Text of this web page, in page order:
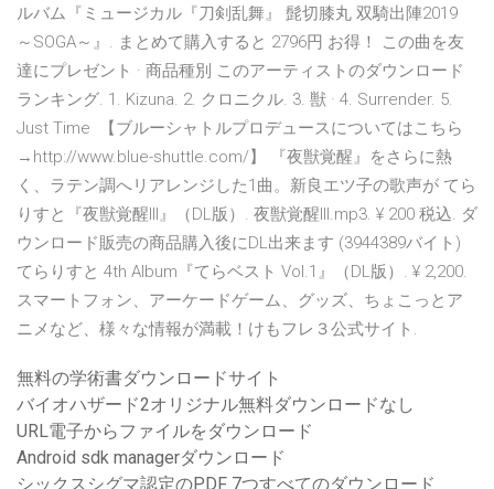
ルバム『ミュージカル『刀剣乱舞』 髭切膝丸 双騎出陣2019
～SOGA～』. まとめて購入すると 2796円 お得！ この曲を友
達にプレゼント · 商品種別 このアーティストのダウンロード
ランキング. 1. Kizuna. 2. クロニクル. 3. 獣 · 4. Surrender. 5.
Just Time 【ブルーシャトルプロデュースについてはこちら
→http://www.blue-shuttle.com/】 『夜獣覚醒』をさらに熱
く、ラテン調へリアレンジした1曲。新良エツ子の歌声が てら
りすと『夜獣覚醒III』（DL版）. 夜獣覚醒III.mp3. ¥ 200 税込. ダ
ウンロード販売の商品購入後にDL出来ます (3944389バイト)
てらりすと 4th Album『てらベスト Vol.1』（DL版）. ¥ 2,200.
スマートフォン、アーケードゲーム、グッズ、ちょこっとア
ニメなど、様々な情報が満載！けもフレ３公式サイト.
無料の学術書ダウンロードサイト
バイオハザード2オリジナル無料ダウンロードなし
URL電子からファイルをダウンロード
Android sdk managerダウンロード
シックスシグマ認定のPDF 7つすべてのダウンロード